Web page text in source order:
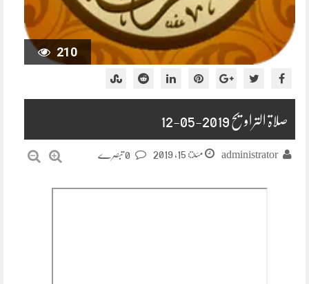
210
صلاۃ التراویح 2019-05-12
administrator مئ 15, 2019